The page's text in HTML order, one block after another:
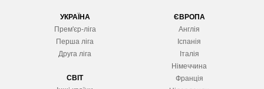
УКРАЇНА
Прем'єр-ліга
Перша ліга
Друга ліга
СВІТ
ЄВРОПА
Англія
Іспанія
Італія
Німеччина
Франція